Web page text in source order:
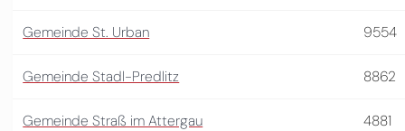
Gemeinde St. Urban 9554
Gemeinde Stadl-Predlitz 8862
Gemeinde Straß im Attergau 4881